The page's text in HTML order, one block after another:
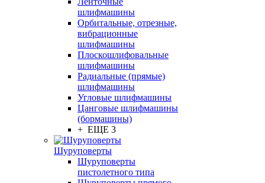
шлифмашины
Орбитальные, отрезные,
вибрационные
шлифмашины
Плоскошлифовальные
шлифмашины
Радиальные (прямые)
шлифмашины
Угловые шлифмашины
Цанговые шлифмашины
(бормашины)
+ ЕЩЕ 3
Шуруповерты
Шуруповерты
пистолетного типа